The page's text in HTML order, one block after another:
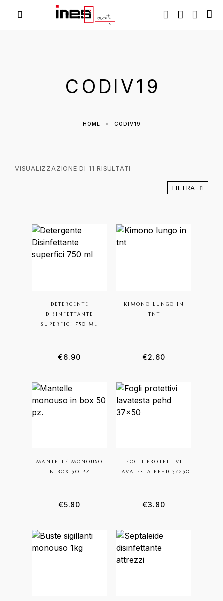
CODIV19
HOME CODIV19
VISUALIZZAZIONE DI 11 RISULTATI
FILTRA
DETERGENTE
DISINFETTANTE
SUPERFICI 750 ML
€6.90
KIMONO LUNGO IN
TNT
€2.60
MANTELLE MONOUSO
IN BOX 50 PZ.
€5.80
FOGLI PROTETTIVI
LAVATESTA PEHD 37×50
€3.80